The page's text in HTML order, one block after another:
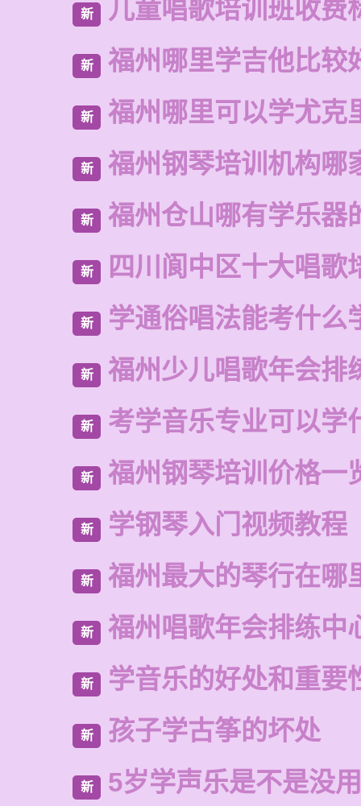
新 儿童唱歌培训班收费
新 福州哪里学吉他比较
新 福州哪里可以学尤克
新 福州钢琴培训机构哪
新 福州仓山哪有学乐器
新 四川阆中区十大唱歌
新 学通俗唱法能考什么
新 福州少儿唱歌年会排
新 考学音乐专业可以学
新 福州钢琴培训价格一
新 学钢琴入门视频教程
新 福州最大的琴行在哪
新 福州唱歌年会排练中
新 学音乐的好处和重要
新 孩子学古筝的坏处
新 5岁学声乐是不是没用